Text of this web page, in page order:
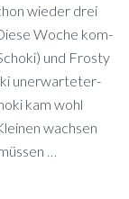
wie­der drei
Wo­che kom­
und Fros­ty
un­er­war­te­ter­
kam wohl
wach­sen